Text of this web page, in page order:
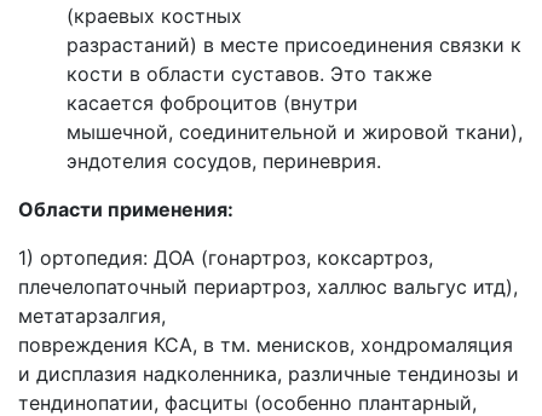
(краевых костных
разрастаний) в месте присоединения связки к
кости в области суставов. Это также
касается фоброцитов (внутри
мышечной, соединительной и жировой ткани),
эндотелия сосудов, периневрия.
Области применения:
1) ортопедия: ДОА (гонартроз, коксартроз,
плечелопаточный периартроз, халлюс вальгус итд),
метатарзалгия,
повреждения КСА, в тм. менисков, хондромаляция
и дисплазия надколенника, различные тендинозы и
тендинопатии, фасциты (особенно плантарный,